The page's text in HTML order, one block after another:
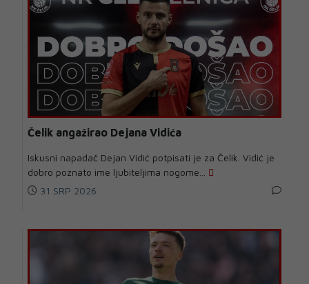
Čelik angažirao Dejana Vidića
Iskusni napadač Dejan Vidić potpisati je za Čelik. Vidić je
dobro poznato ime ljubiteljima nogome...
31 SRP 2026